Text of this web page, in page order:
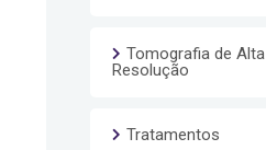
Tomografia de Alta
Resolução
Tratamentos